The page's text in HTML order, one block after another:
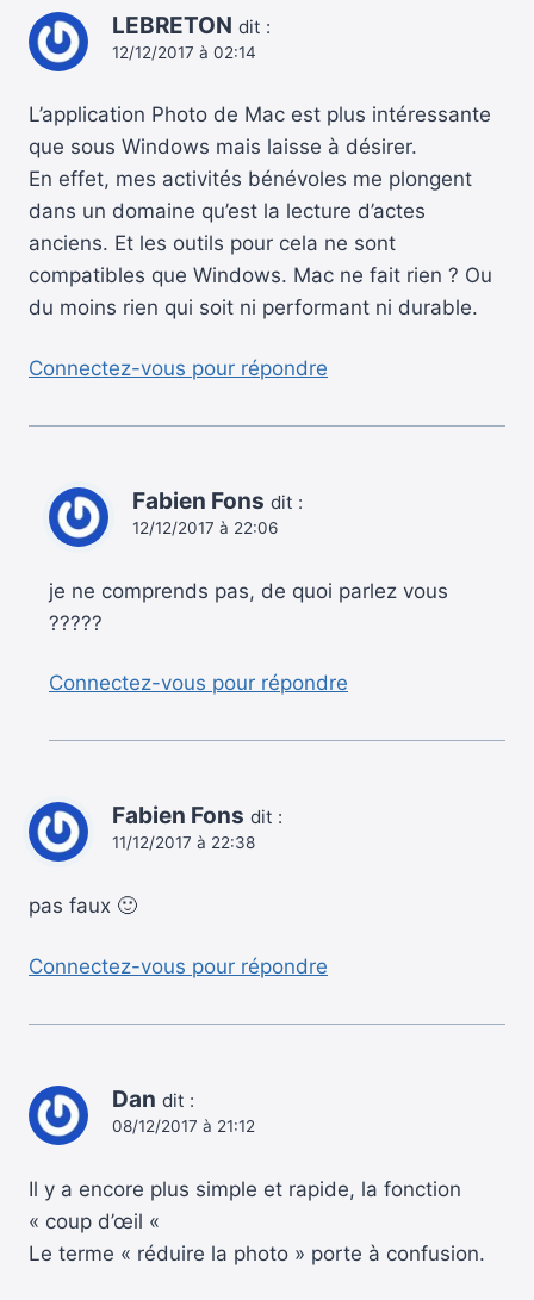
LEBRETON dit :
12/12/2017 à 02:14
L’application Photo de Mac est plus intéressante
que sous Windows mais laisse à désirer.
En effet, mes activités bénévoles me plongent
dans un domaine qu’est la lecture d’actes
anciens. Et les outils pour cela ne sont
compatibles que Windows. Mac ne fait rien ? Ou
du moins rien qui soit ni performant ni durable.
Connectez-vous pour répondre
Fabien Fons dit :
12/12/2017 à 22:06
je ne comprends pas, de quoi parlez vous
?????
Connectez-vous pour répondre
Fabien Fons dit :
11/12/2017 à 22:38
pas faux 🙂
Connectez-vous pour répondre
Dan dit :
08/12/2017 à 21:12
Il y a encore plus simple et rapide, la fonction
« coup d’œil «
Le terme « réduire la photo » porte à confusion.